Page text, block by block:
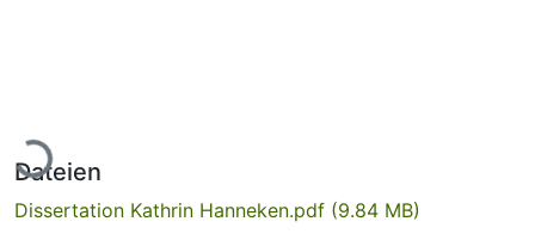
Lade...
Dateien
Dissertation Kathrin Hanneken.pdf (9.84 MB)